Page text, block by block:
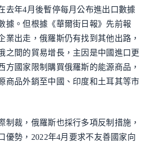
去年4月後暫停每月公布進出口數據
據。但根據《華爾街日報》先前報
業出走，俄羅斯仍有找到其他出路，
之間的貿易增長，主因是中國進口更
方國家限制購買俄羅斯的能源商品，
商品外銷至中國、印度和土耳其等市
制裁，俄羅斯也採行多項反制措施，
優勢，2022年4月要求不友善國家向